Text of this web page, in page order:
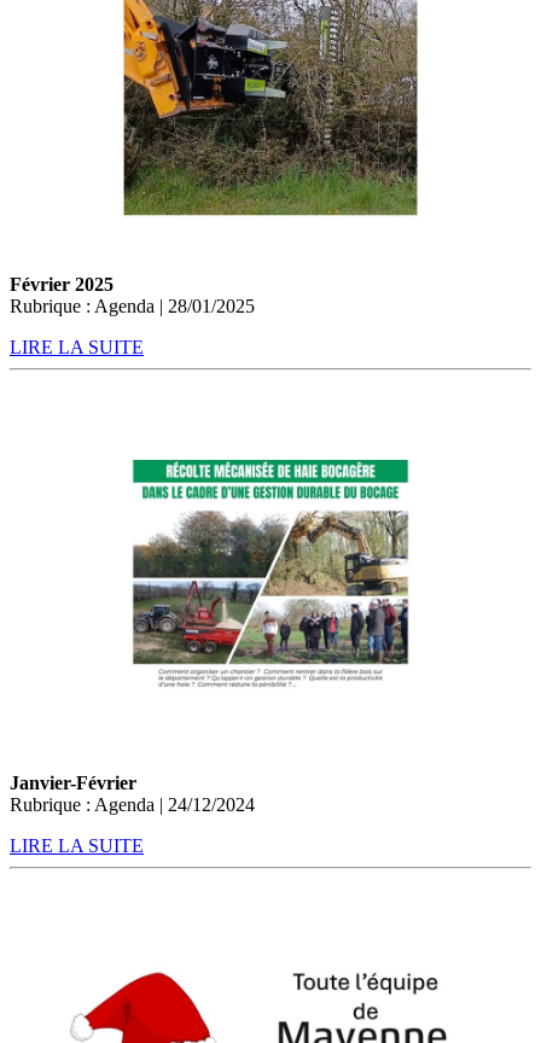
Février 2025
Rubrique : Agenda | 28/01/2025
LIRE LA SUITE
Janvier-Février
Rubrique : Agenda | 24/12/2024
LIRE LA SUITE